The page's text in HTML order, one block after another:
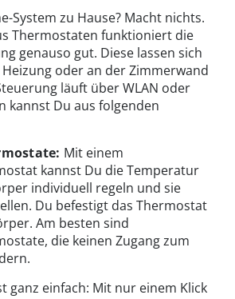
System zu Hause? Macht nichts.
Thermostaten funktioniert die
genauso gut. Diese lassen sich
oder an der Zimmerwand
läuft über WLAN oder
kannst Du aus folgenden
Mit einem
kannst Du die Temperatur
individuell regeln und sie
Du befestigt das Thermostat
Am besten sind
die keinen Zugang zum
ganz einfach: Mit nur einem Klick